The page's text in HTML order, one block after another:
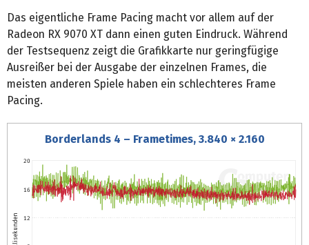
Das eigentliche Frame Pacing macht vor allem auf der
Radeon RX 9070 XT dann einen guten Eindruck. Während
der Testsequenz zeigt die Grafikkarte nur geringfügige
Ausreißer bei der Ausgabe der einzelnen Frames, die
meisten anderen Spiele haben ein schlechteres Frame
Pacing.
Borderlands 4 – Frametimes, 3.840 × 2.160
12
16
20
Millisekunden